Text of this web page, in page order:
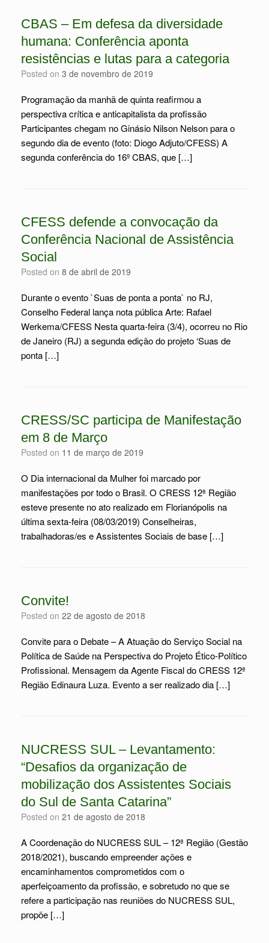
CBAS – Em defesa da diversidade
humana: Conferência aponta
resistências e lutas para a categoria
Posted on 3 de novembro de 2019
Programação da manhã de quinta reafirmou a
perspectiva crítica e anticapitalista da profissão
Participantes chegam no Ginásio Nilson Nelson para o
segundo dia de evento (foto: Diogo Adjuto/CFESS) A
segunda conferência do 16º CBAS, que […]
CFESS defende a convocação da
Conferência Nacional de Assistência
Social
Posted on 8 de abril de 2019
Durante o evento `Suas de ponta a ponta` no RJ,
Conselho Federal lança nota pública Arte: Rafael
Werkema/CFESS Nesta quarta-feira (3/4), ocorreu no Rio
de Janeiro (RJ) a segunda edição do projeto ‘Suas de
ponta […]
CRESS/SC participa de Manifestação
em 8 de Março
Posted on 11 de março de 2019
O Dia internacional da Mulher foi marcado por
manifestações por todo o Brasil. O CRESS 12ª Região
esteve presente no ato realizado em Florianópolis na
última sexta-feira (08/03/2019) Conselheiras,
trabalhadoras/es e Assistentes Sociais de base […]
Convite!
Posted on 22 de agosto de 2018
Convite para o Debate – A Atuação do Serviço Social na
Política de Saúde na Perspectiva do Projeto Ético-Político
Profissional. Mensagem da Agente Fiscal do CRESS 12ª
Região Edinaura Luza. Evento a ser realizado dia […]
NUCRESS SUL – Levantamento:
“Desafios da organização de
mobilização dos Assistentes Sociais
do Sul de Santa Catarina”
Posted on 21 de agosto de 2018
A Coordenação do NUCRESS SUL – 12ª Região (Gestão
2018/2021), buscando empreender ações e
encaminhamentos comprometidos com o
aperfeiçoamento da profissão, e sobretudo no que se
refere a participação nas reuniões do NUCRESS SUL,
propõe […]